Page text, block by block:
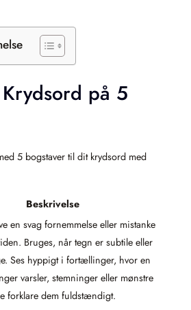
på 5
5 bogstaver til dit krydsord med
Beskrivelse
en svag fornemmelse eller mistanke
Bruges, når tegn er subtile eller
Ses hyppigt i fortællinger, hvor en
varsler, stemninger eller mønstre
forklare dem fuldstændigt.